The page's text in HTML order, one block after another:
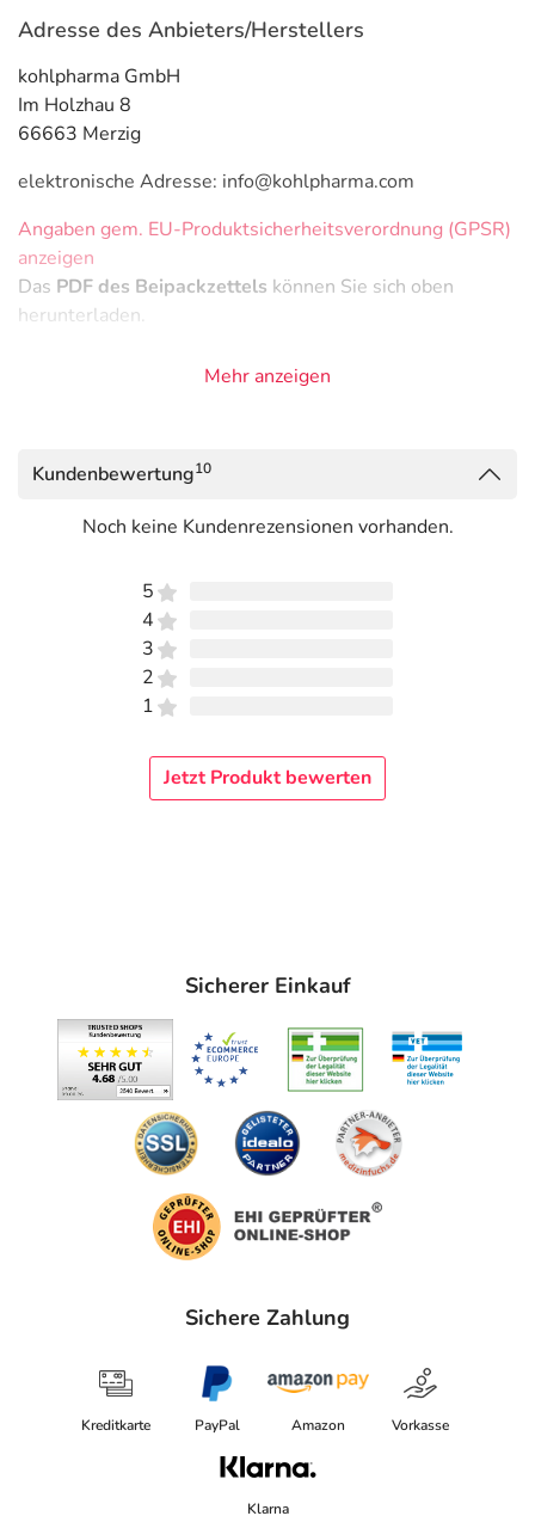
Adresse des Anbieters/Herstellers
kohlpharma GmbH
Im Holzhau 8
66663 Merzig
elektronische Adresse: info@kohlpharma.com
Angaben gem. EU-Produktsicherheitsverordnung (GPSR)
anzeigen
Das PDF des Beipackzettels können Sie sich oben
herunterladen.
Mehr anzeigen
Kundenbewertung10
Noch keine Kundenrezensionen vorhanden.
5
4
3
2
1
Jetzt Produkt bewerten
Sicherer Einkauf
Sichere Zahlung
Kreditkarte PayPal Amazon Vorkasse
Klarna